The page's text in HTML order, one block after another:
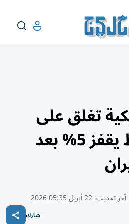
تغلق على
تراجع.. والنفط يقفز 5% بعد
آخر تحديث:22 أبريل 05:35 2026
شارك